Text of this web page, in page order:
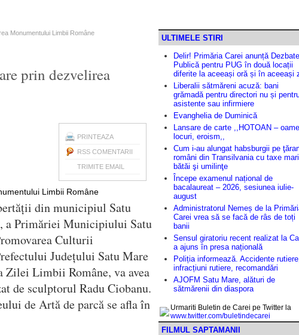
Monumentului Limbii Române
prin dezvelirea
PRINTEAZA
RSS COMENTARII
TRIMITE EMAIL
din municipiul Satu
a Primăriei Municipiului Satu
Culturii
Județului Satu Mare
Zilei Limbii Române, va avea
de sculptorul Radu Ciobanu.
de Artă de parcă se afla în
ULTIMELE STIRI
Delir! Primăria Carei anunță
Publică pentru PUG în două locații
diferite la aceeași oră și în aceeași
Liberalii sătmăreni acuză: bani
grămadă pentru directori nu și
asistente sau infirmiere
Evanghelia de Duminică
Lansare de carte ,,HOTOAN –
locuri, eroism,,
Cum i-au alungat habsburgii pe
români din Transilvania cu taxe
bătăi şi umilinţe
Începe examenul național de
bacalaureat – 2026, sesiunea iulie-
august
Administratorul Nemeș de la
Carei vrea să se facă de râs de toți
banii
Sensul giratoriu recent realizat la
a ajuns în presa națională
Poliția informează. Accidente
infracțiuni rutiere, recomandări
AJOFM Satu Mare, alături de
sătmărenii din diaspora
Urmariti Buletin de Carei pe Twitter la
www.twitter.com/buletindecarei
FILMUL SAPTAMANII